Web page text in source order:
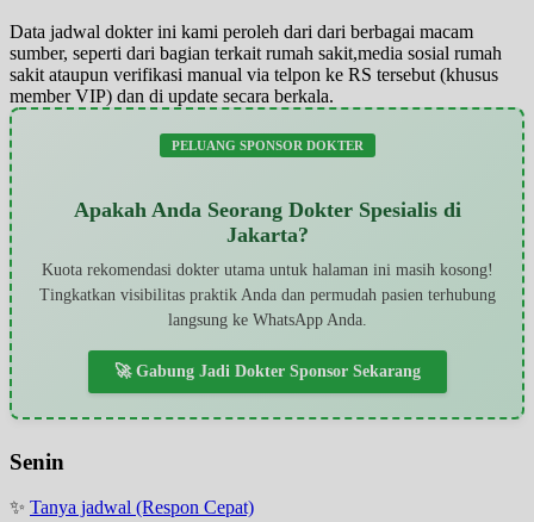
Data jadwal dokter ini kami peroleh dari dari berbagai macam
sumber, seperti dari bagian terkait rumah sakit,media sosial rumah
sakit ataupun verifikasi manual via telpon ke RS tersebut (khusus
member VIP) dan di update secara berkala.
PELUANG SPONSOR DOKTER
Apakah Anda Seorang Dokter Spesialis di
Jakarta?
Kuota rekomendasi dokter utama untuk halaman ini masih kosong!
Tingkatkan visibilitas praktik Anda dan permudah pasien terhubung
langsung ke WhatsApp Anda.
🚀 Gabung Jadi Dokter Sponsor Sekarang
Senin
✨ Tanya jadwal (Respon Cepat)